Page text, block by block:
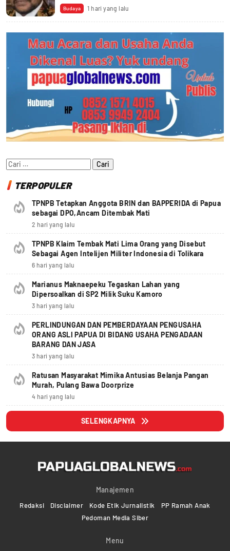
Budaya 1 hari yang lalu
Cari
untuk:
TERPOPULER
TPNPB Tetapkan Anggota BRIN dan BAPPERIDA di Papua
sebagai DPO,Ancam Ditembak Mati
2 hari yang lalu
TPNPB Klaim Tembak Mati Lima Orang yang Disebut
Sebagai Agen Intelijen Militer Indonesia di Tolikara
6 hari yang lalu
Marianus Maknaepeku Tegaskan Lahan yang
Dipersoalkan di SP2 Milik Suku Kamoro
3 hari yang lalu
PERLINDUNGAN DAN PEMBERDAYAAN PENGUSAHA
ORANG ASLI PAPUA DI BIDANG USAHA PENGADAAN
BARANG DAN JASA
3 hari yang lalu
Ratusan Masyarakat Mimika Antusias Belanja Pangan
Murah, Pulang Bawa Doorprize
4 hari yang lalu
SELENGKAPNYA
Manajemen
Redaksi Disclaimer Kode Etik Jurnalistik
PP Ramah Anak
Pedoman Media Siber
Menu